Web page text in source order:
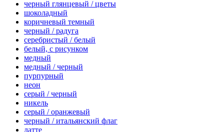
черный глянцевый / цветы
шоколадный
коричневый темный
черный / радуга
серебристый / белый
белый, с рисунком
медный
медный / черный
пурпурный
неон
серый / черный
никель
серый / оранжевый
черный / итальянский флаг
латте